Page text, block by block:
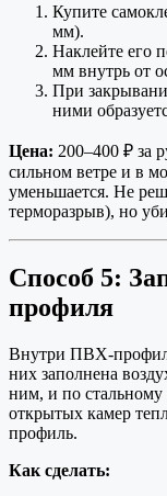
Купите
мм).
Наклейте его
мм внутрь от
При
ними
Цена: 200–400 ₽ за
сильном ветре и в
уменьшается. Не
терморазрыв), но
Способ 5:
профиля
Внутри ПВХ-
них заполнена
ним, и по
открытых камер
профиль.
Как сделать: